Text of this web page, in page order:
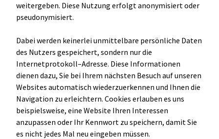
weitergeben. Diese Nutzung erfolgt anonymisiert oder
pseudonymisiert.
Dabei werden keinerlei unmittelbare persönliche Daten
des Nutzers gespeichert, sondern nur die
Internetprotokoll–Adresse. Diese Informationen
dienen dazu, Sie bei Ihrem nächsten Besuch auf unseren
Websites automatisch wiederzuerkennen und Ihnen die
Navigation zu erleichtern. Cookies erlauben es uns
beispielsweise, eine Website Ihren Interessen
anzupassen oder Ihr Kennwort zu speichern, damit Sie
es nicht jedes Mal neu eingeben müssen.